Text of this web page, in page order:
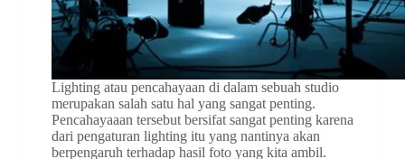
Lighting atau pencahayaan di dalam sebuah studio
merupakan salah satu hal yang sangat penting.
Pencahayaaan tersebut bersifat sangat penting karena
dari pengaturan lighting itu yang nantinya akan
berpengaruh terhadap hasil foto yang kita ambil.